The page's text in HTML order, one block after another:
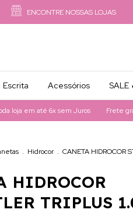
ENCONTRE NOSSAS LOJAS
Escrita Acessórios SALE
em até 6x sem Juros Frete grátis
. Hidrocor . CANETA HIDROCOR
HIDROCOR
TRIPLUS